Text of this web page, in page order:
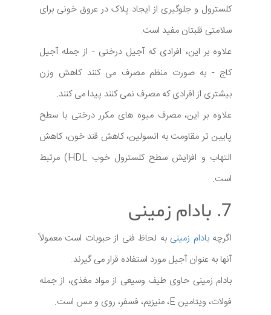
کلسترول و جلوگیری از ایجاد پلاک در عروق خونی برای
سلامتی قلبتان مفید است.
علاوه بر این، افرادی که آجیل درختی - از جمله آجیل
کاج - به صورت منظم مصرف می کنند کاهش وزن
بیشتری از افرادی که مصرف نمی کنند پیدا می کنند.
علاوه بر این، مصرف میوه های مکرر درختی با سطح
پایین تر مقاومت به انسولین، کاهش قند خون، کاهش
التهاب و افزایش سطح کلسترول خوب HDL) مرتبط
است.
7. بادام زمینی
اگرچهبادام زمینی به لحاظ فنی از حبوبات است معمولاً
آنها به عنوان آجیل مورد استفاده قرار می گیرند.
بادام زمینی حاوی طیف وسیعی از مواد مغذی، از جمله
فولات، ویتامین E، منیزیم، فسفر، روی و مس است.